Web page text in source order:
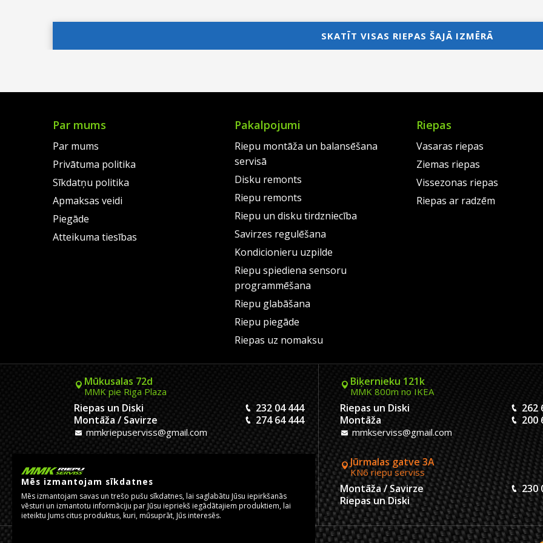
was:
€79.00.
price
is:
was:
€93.00.
price
is:
was:
€95.00.
price
is:
is:
SKATĪT VISAS RIEPAS ŠAJĀ IZMĒRĀ
Par mums
Par mums
Privātuma politika
Sīkdatņu politika
Apmaksas veidi
Piegāde
Atteikuma tiesības
Pakalpojumi
Riepu montāža un balansēšana
servisā
Disku remonts
Riepu remonts
Riepu un disku tirdzniecība
Savirzes regulēšana
Kondicionieru uzpilde
Riepu spiediena sensoru
programmēšana
Riepu glabāšana
Riepu piegāde
Riepas uz nomaksu
Riepas
Vasaras riepas
Ziemas riepas
Vissezonas riepas
Riepas ar radzēm
Mūkusalas 72d
MMK pie Riga Plaza
Riepas un Diski
232 04 444
Montāža / Savirze
274 64 444
mmkriepuserviss@gmail.com
Biķernieku 121k
MMK 800m no IKEA
Riepas un Diski
262
Montāža
200
mmkserviss@gmail.com
MMK Dreiliņu aplis
Riepas un Diski
Montāža
201 20 444
pasutijumidreilini@mmkserviss.lv
Jūrmalas gatve 3A
KN6 riepu serviss
Montāža / Savirze
230
Riepas un Diski
Mēs izmantojam sīkdatnes
Mēs izmantojam savas un trešo pušu sīkdatnes, lai saglabātu Jūsu iepirkšanās
vēsturi un izmantotu informāciju par Jūsu iepriekš iegādātajiem produktiem, lai
ieteiktu Jums citus produktus, kuri, mūsuprāt, Jūs interesēs.